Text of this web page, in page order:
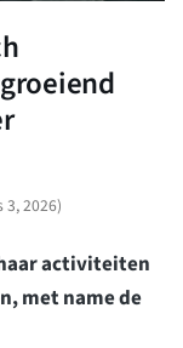
3, 2026)
activiteiten
met name de